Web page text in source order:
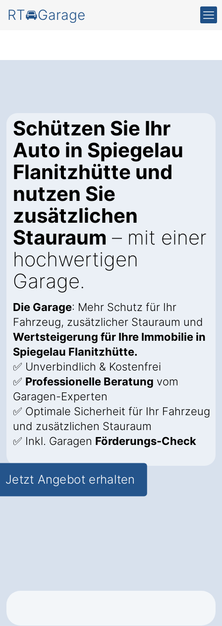
RT🚘Garage
Schützen Sie Ihr
Auto in Spiegelau
Flanitzhütte und
nutzen Sie
zusätzlichen
Stauraum – mit einer
hochwertigen
Garage.
Die Garage: Mehr Schutz für Ihr
Fahrzeug, zusätzlicher Stauraum und
Wertsteigerung für Ihre Immobilie in
Spiegelau Flanitzhütte.
✅ Unverbindlich & Kostenfrei
✅ Professionelle Beratung vom
Garagen-Experten
✅ Optimale Sicherheit für Ihr Fahrzeug
und zusätzlichen Stauraum
✅ Inkl. Garagen Förderungs-Check
Jetzt Angebot erhalten